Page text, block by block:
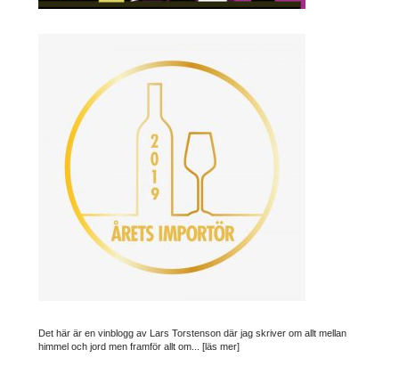
Det här är en vinblogg av Lars Torstenson där jag skriver om allt mellan
himmel och jord men framför allt om... [läs mer]